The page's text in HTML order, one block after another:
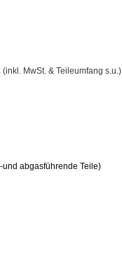
(inkl. MwSt. & Teileumfang s.u.)
abgasführende Teile)